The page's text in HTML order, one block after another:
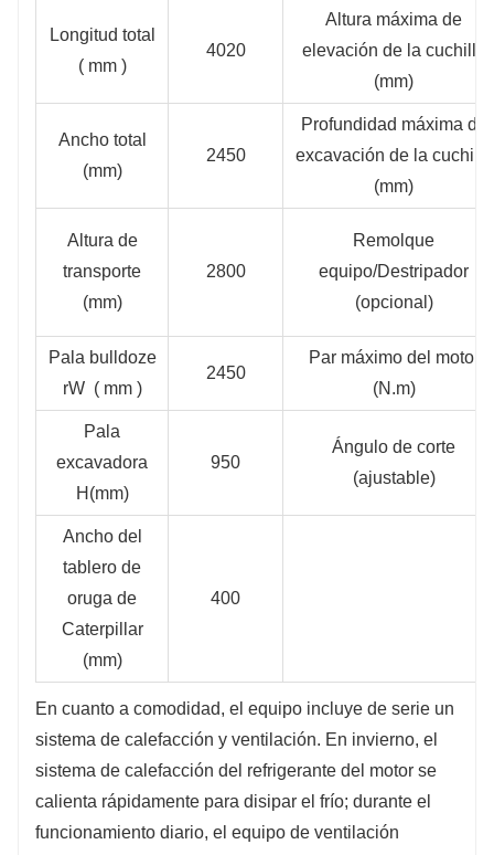
Longitud total
( mm )
4020
Altura máxima de
elevación de la cuchilla
(mm)
Ancho total
(mm)
2450
Profundidad máxima de
excavación de la cuchilla
(mm)
Altura de
transporte
(mm)
2800
Remolque
equipo/Destripador
(opcional)
Pala bulldoze
rW ( mm )
2450
Par máximo del motor
(N.m)
Pala
excavadora
H(mm)
950
Ángulo de corte
(ajustable)
Ancho del
tablero de
oruga de
Caterpillar
(mm)
400
En cuanto a comodidad, el equipo incluye de serie un
sistema de calefacción y ventilación. En invierno, el
sistema de calefacción del refrigerante del motor se
calienta rápidamente para disipar el frío; durante el
funcionamiento diario, el equipo de ventilación